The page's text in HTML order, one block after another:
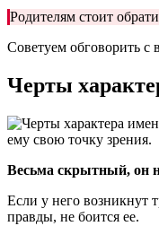
Родителям стоит
Советуем обговорить с
Черты
ему свою точку зрения.
Весьма скрытный, он
Если у него возникнут
правды, не боится ее.